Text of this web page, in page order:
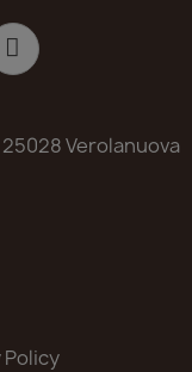
Verolanuova
Policy